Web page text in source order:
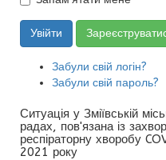
Увійти
Забули свій логін?
Забули свій пароль?
Ситуація у Зміївській
радах, пов'язана із
респіраторну хворобу
2021 року